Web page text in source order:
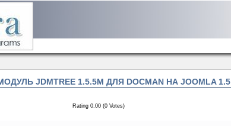
JDMTREE 1.5.5M ДЛЯ DOCMAN НА JOOMLA 1.5
Rating 0.00 (0 Votes)